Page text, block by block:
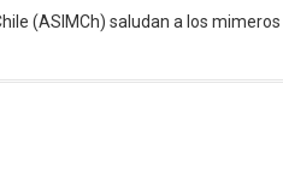
(ASIMCh) saludan a los